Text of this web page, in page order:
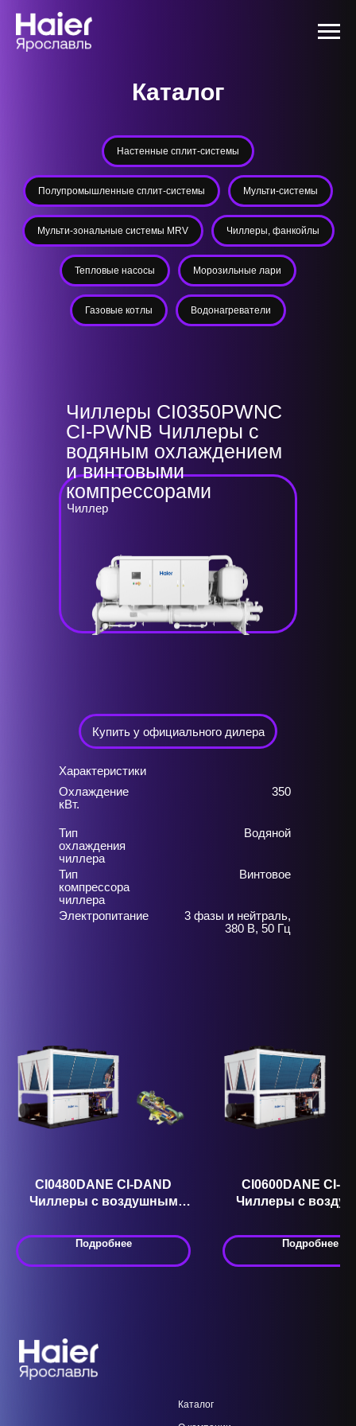
Каталог
Настенные сплит-системы
Полупромышленные сплит-системы Мульти-системы
Мульти-зональные системы MRV Чиллеры, фанкойлы
Тепловые насосы Морозильные лари
Газовые котлы Водонагреватели
350
Охлаждение
кВт.
Характеристики
Чиллер
Чиллеры CI0350PWNС
CI-PWNB Чиллеры с
водяным охлаждением
и винтовыми
компрессорами
Купить у официального дилера
Тип
охлаждения
чиллера
Водяной
Тип
компрессора
чиллера
Винтовое
Электропитание
3 фазы и нейтраль,
380 В, 50 Гц
CI0480DANE CI-DAND
Чиллеры с воздушным
винтовыми
компрессорами
Подробнее
CI0600DANE CI-
Чиллеры с
винтовыми
Подробнее
Каталог